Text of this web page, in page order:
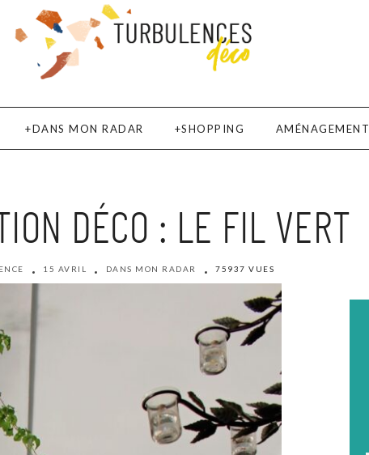
DANS MON RADAR SHOPPING AMÉNAGEMENT
DÉCO : LE FIL VERT
15 AVRIL DANS MON RADAR 75937 VUES